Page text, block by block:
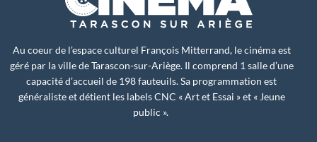
Au coeur de l’espace culturel François Mitterrand, le cinéma est
géré par la ville de Tarascon-sur-Ariège. Il comprend 1 salle d’une
capacité d’accueil de 198 fauteuils. Sa programmation est
généraliste et détient les labels CNC « Art et Essai » et « Jeune
public ».